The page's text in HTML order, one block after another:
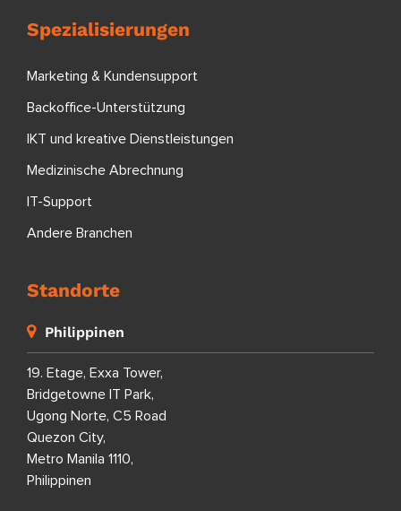
Spezialisierungen
Marketing & Kundensupport
Backoffice-Unterstützung
IKT und kreative Dienstleistungen
Medizinische Abrechnung
IT-Support
Andere Branchen
Standorte
Philippinen
19. Etage, Exxa Tower,
Bridgetowne IT Park,
Ugong Norte, C5 Road
Quezon City,
Metro Manila 1110,
Philippinen